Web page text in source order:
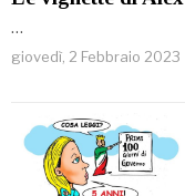
…
giovedì, 2 Febbraio 2023